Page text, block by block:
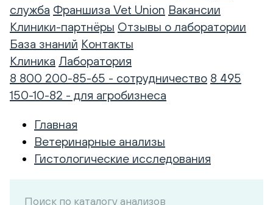
служба Франшиза Vet Union Вакансии
Клиники-партнёры Отзывы о лаборатории
База знаний Контакты
Клиника Лаборатория
8 800 200-85-65 - сотрудничество 8 495
150-10-82 - для агробизнеса
Главная
Ветеринарные анализы
Гистологические исследования